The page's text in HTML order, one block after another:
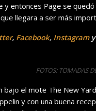
entonces Page se
llegara a ser más
, Facebook, Instagramy
FOTOS: TOMADAS
bajo el mote The New
y con una buena